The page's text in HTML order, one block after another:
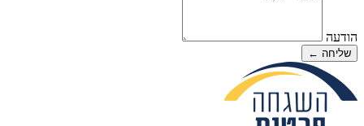
הודעה
שליחה ←